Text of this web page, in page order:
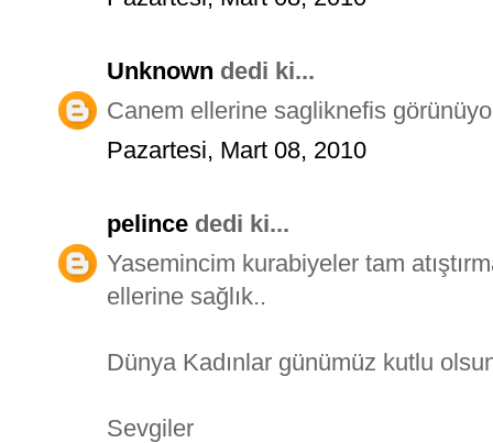
Unknown dedi ki...
Canem ellerine sagliknefis
Pazartesi, Mart 08, 2010
pelince dedi ki...
Yasemincim kurabiyeler tam
ellerine sağlık..
Dünya Kadınlar günümüz kutlu
Sevgiler